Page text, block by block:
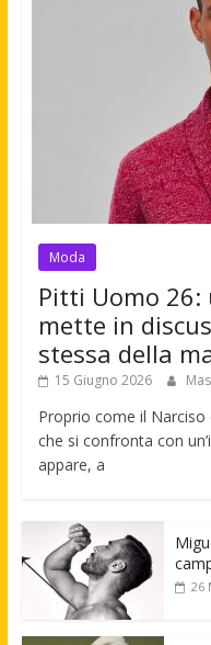
Moda
Pitti Uomo 26:
mette in
stessa della
15 Giugno 2026
Proprio come il
che si confronta con
appare, a
26